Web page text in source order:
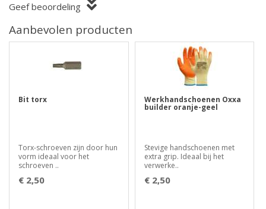
Geef beoordeling
Aanbevolen producten
Bit torx
Torx-schroeven zijn door hun
vorm ideaal voor het
schroeven ..
€ 2,50
Werkhandschoenen Oxxa
builder oranje-geel
Stevige handschoenen met
extra grip. Ideaal bij het
verwerke..
€ 2,50